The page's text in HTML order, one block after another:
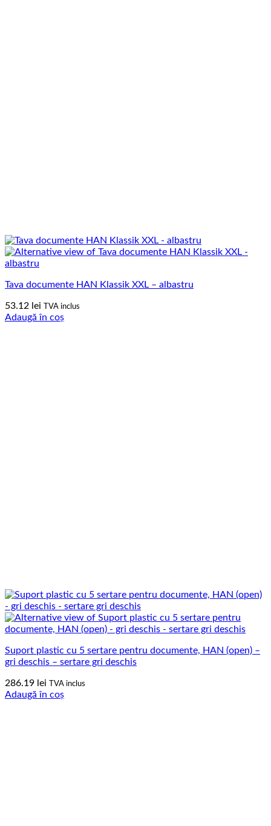
Tava documente HAN Klassik XXL – albastru
53.12 lei TVA inclus
Adaugă în coș
Suport plastic cu 5 sertare pentru documente, HAN (open) –
gri deschis – sertare gri deschis
286.19 lei TVA inclus
Adaugă în coș